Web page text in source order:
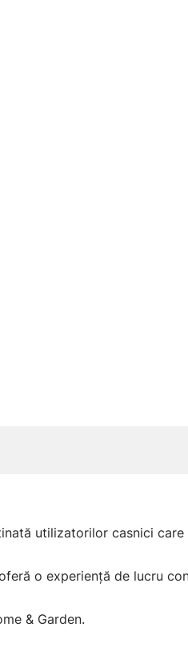
utilizatorilor casnici care
o experienţă de lucru
& Garden.